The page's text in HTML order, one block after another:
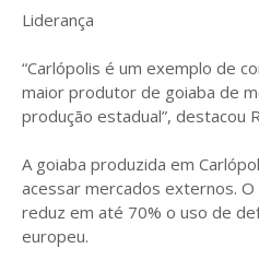
Liderança
“Carlópolis é um exemplo de
maior produtor de goiaba de
produção estadual”, destacou
A goiaba produzida em
acessar mercados externos.
reduz em até 70% o uso de
europeu.